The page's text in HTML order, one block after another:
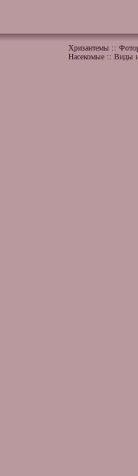
Хризантемы ::
Насекомые :: Виды